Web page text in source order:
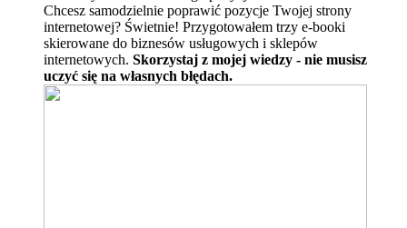
Chcesz samodzielnie poprawić pozycje Twojej strony
internetowej? Świetnie! Przygotowałem trzy e-booki
skierowane do biznesów usługowych i sklepów
internetowych. Skorzystaj z mojej wiedzy - nie musisz
uczyć się na własnych błędach.